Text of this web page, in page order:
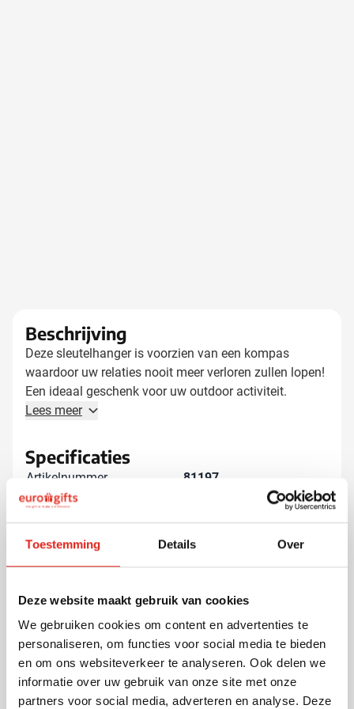
Toestemming Details Over
Deze website maakt gebruik van cookies
We gebruiken cookies om content en advertenties te
personaliseren, om functies voor social media te bieden
en om ons websiteverkeer te analyseren. Ook delen we
informatie over uw gebruik van onze site met onze
partners voor social media, adverteren en analyse. Deze
Beschrijving
Deze sleutelhanger is voorzien van een kompas
waardoor uw relaties nooit meer verloren zullen lopen!
Een ideaal geschenk voor uw outdoor activiteit.
Lees meer
Specificaties
Artikelnummer
81197
Gewicht
Materiaal
ABS, IJzer, Metaal
Andere klanten kozen ook voor